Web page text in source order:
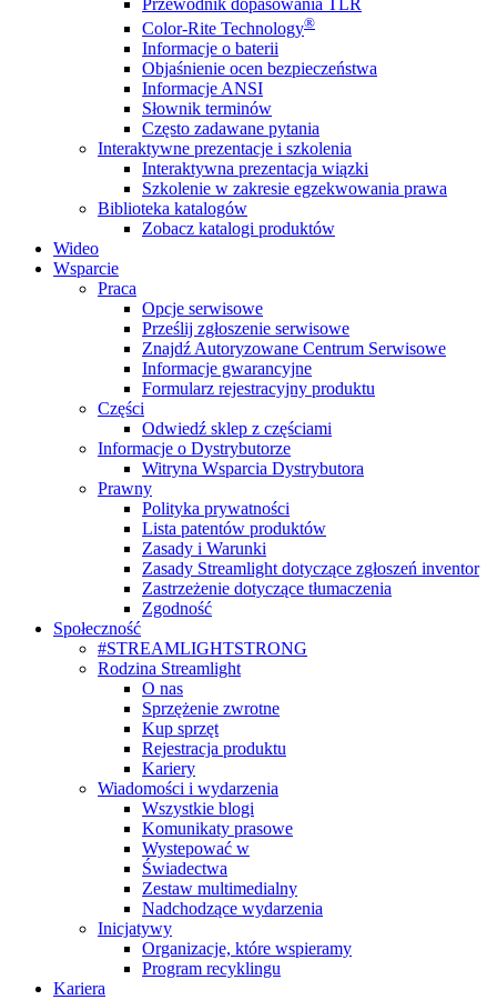
Przewodnik dopasowania TLR
Color-Rite Technology®
Informacje o baterii
Objaśnienie ocen bezpieczeństwa
Informacje ANSI
Słownik terminów
Często zadawane pytania
Interaktywne prezentacje i szkolenia
Interaktywna prezentacja wiązki
Szkolenie w zakresie egzekwowania prawa
Biblioteka katalogów
Zobacz katalogi produktów
Wideo
Wsparcie
Praca
Opcje serwisowe
Prześlij zgłoszenie serwisowe
Znajdź Autoryzowane Centrum Serwisowe
Informacje gwarancyjne
Formularz rejestracyjny produktu
Części
Odwiedź sklep z częściami
Informacje o Dystrybutorze
Witryna Wsparcia Dystrybutora
Prawny
Polityka prywatności
Lista patentów produktów
Zasady i Warunki
Zasady Streamlight dotyczące zgłoszeń inventor
Zastrzeżenie dotyczące tłumaczenia
Zgodność
Społeczność
#STREAMLIGHTSTRONG
Rodzina Streamlight
O nas
Sprzężenie zwrotne
Kup sprzęt
Rejestracja produktu
Kariery
Wiadomości i wydarzenia
Wszystkie blogi
Komunikaty prasowe
Wystepować w
Świadectwa
Zestaw multimedialny
Nadchodzące wydarzenia
Inicjatywy
Organizacje, które wspieramy
Program recyklingu
Kariera